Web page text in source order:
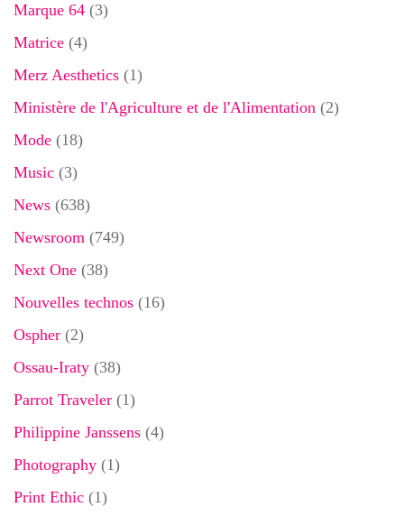
Marque 64 (3)
Matrice (4)
Merz Aesthetics (1)
Ministère de l'Agriculture et de l'Alimentation (2)
Mode (18)
Music (3)
News (638)
Newsroom (749)
Next One (38)
Nouvelles technos (16)
Ospher (2)
Ossau-Iraty (38)
Parrot Traveler (1)
Philippine Janssens (4)
Photography (1)
Print Ethic (1)